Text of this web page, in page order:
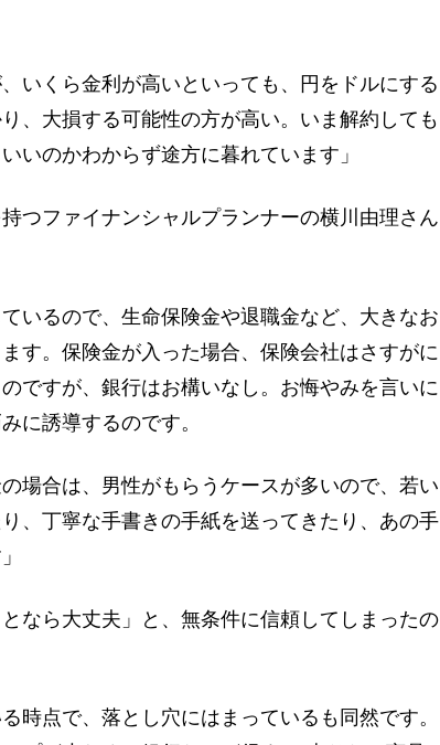
いくら金利が高いといっても、円をドルにする
、大損する可能性の方が高い。いま解約しても
いのかわからず途方に暮れています」
つファイナンシャルプランナーの横川由理さん
いるので、生命保険金や退職金など、大きなお
す。保険金が入った場合、保険会社はさすがに
ですが、銀行はお構いなし。お悔やみを言いに
に誘導するのです。
場合は、男性がもらうケースが多いので、若い
、丁寧な手書きの手紙を送ってきたり、あの手
なら大丈夫」と、無条件に信頼してしまったの
時点で、落とし穴にはまっているも同然です。